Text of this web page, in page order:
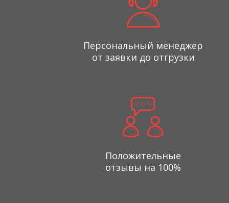
Персональный менеджер
от заявки до отгрузки
Положительные
отзывы на 100%